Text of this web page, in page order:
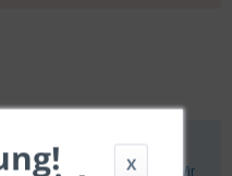
versandfertig" angegeben
angegebenen Lieferzeiten. Wir
X